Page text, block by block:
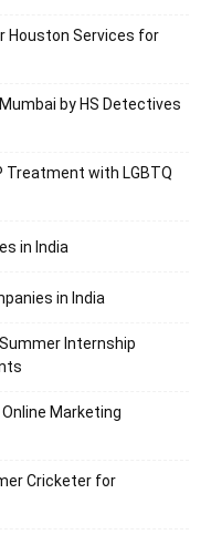
Houston Services for
by HS Detectives
Treatment with LGBTQ
in India
in India
Internship
Marketing
Cricketer for